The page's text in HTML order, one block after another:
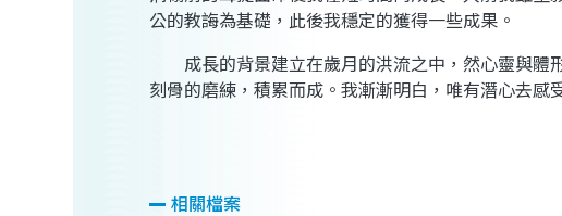
公的教誨為基礎，此後我穩定的獲得一些成果。
成長的背景建立在歲月的洪流之中，然心靈與體
刻骨的磨練，積累而成。我漸漸明白，唯有潛心去
相關檔案